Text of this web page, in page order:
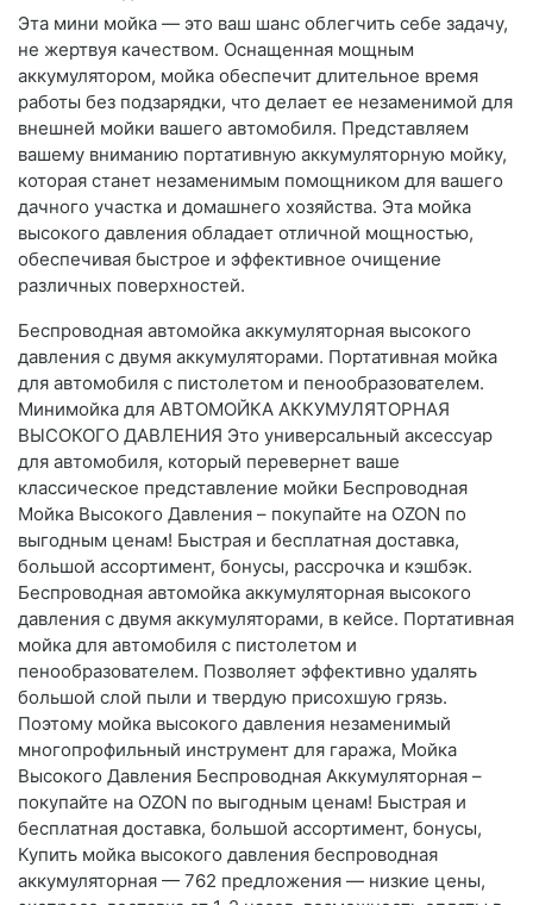
Эта мини мойка — это ваш шанс облегчить себе задачу,
не жертвуя качеством. Оснащенная мощным
аккумулятором, мойка обеспечит длительное время
работы без подзарядки, что делает ее незаменимой для
внешней мойки вашего автомобиля. Представляем
вашему вниманию портативную аккумуляторную мойку,
которая станет незаменимым помощником для вашего
дачного участка и домашнего хозяйства. Эта мойка
высокого давления обладает отличной мощностью,
обеспечивая быстрое и эффективное очищение
различных поверхностей.
Беспроводная автомойка аккумуляторная высокого
давления с двумя аккумуляторами. Портативная мойка
для автомобиля с пистолетом и пенообразователем.
Минимойка для АВТОМОЙКА АККУМУЛЯТОРНАЯ
ВЫСОКОГО ДАВЛЕНИЯ Это универсальный аксессуар
для автомобиля, который перевернет ваше
классическое представление мойки Беспроводная
Мойка Высокого Давления – покупайте на OZON по
выгодным ценам! Быстрая и бесплатная доставка,
большой ассортимент, бонусы, рассрочка и кэшбэк.
Беспроводная автомойка аккумуляторная высокого
давления с двумя аккумуляторами, в кейсе. Портативная
мойка для автомобиля с пистолетом и
пенообразователем. Позволяет эффективно удалять
большой слой пыли и твердую присохшую грязь.
Поэтому мойка высокого давления незаменимый
многопрофильный инструмент для гаража, Мойка
Высокого Давления Беспроводная Аккумуляторная –
покупайте на OZON по выгодным ценам! Быстрая и
бесплатная доставка, большой ассортимент, бонусы,
Купить мойка высокого давления беспроводная
аккумуляторная — 762 предложения — низкие цены,